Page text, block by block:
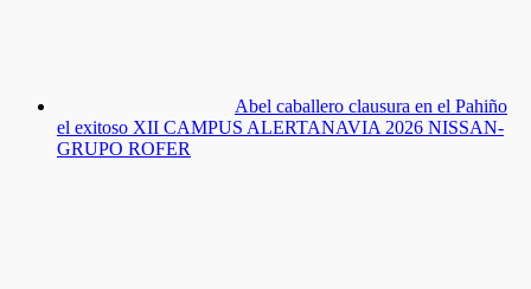
Abel caballero clausura en el Pahiño
el exitoso XII CAMPUS ALERTANAVIA 2026 NISSAN-
GRUPO ROFER